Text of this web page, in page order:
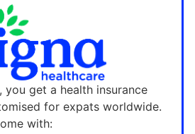
you get a health insurance
for expats worldwide.
with: